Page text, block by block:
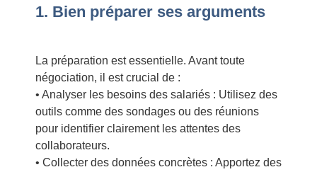
1. Bien préparer ses arguments
La préparation est essentielle. Avant toute
négociation, il est crucial de :
• Analyser les besoins des salariés : Utilisez des
outils comme des sondages ou des réunions
pour identifier clairement les attentes des
collaborateurs.
• Collecter des données concrètes : Apportez des